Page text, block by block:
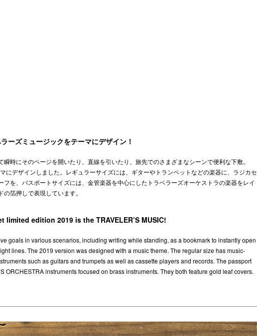
ーズミュージックをテーマにデザイン！
時にそのページを開いたり、直線を引いたり、旅先でのさまざまなシーンで便利な下敷。
にデザインしました。レギュラーサイズには、ギターやトランペットなどの楽器に、ラジカセ
フを、パスポートサイズには、金管楽器を中心にしたトラベラーズオーケストラの楽器をレイ
箔押しで表現しています。
edition 2019 is the TRAVELER’S MUSIC!
goals in various scenarios, including writing while standing, as a bookmark to instantly open
lines. The 2019 version was designed with a music theme. The regular size has music-
such as guitars and trumpets as well as cassette players and records. The passport
ORCHESTRA instruments focused on brass instruments. They both feature gold leaf covers.